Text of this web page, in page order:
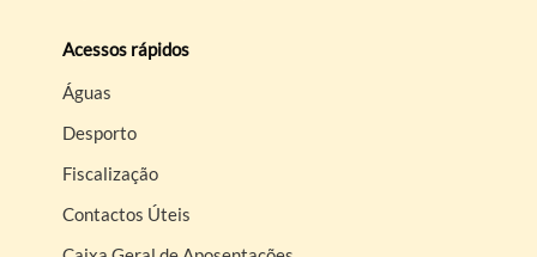
Acessos rápidos
Águas
Desporto
Fiscalização
Contactos Úteis